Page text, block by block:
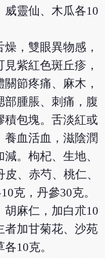
威靈仙、木瓜各10
，雙眼異物感，
紫紅色斑丘疹，
節疼痛、麻木，
部腫脹、刺痛，腹
積包塊。舌淡紅或
養血活血，滋陰潤
。枸杞、生地、
、赤芍、桃仁、
克，丹參30克。
胡麻仁，加白朮10
者加甘菊花、沙苑
10克。